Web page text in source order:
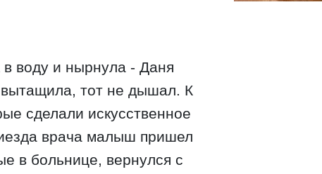
в воду и нырнула - Даня
тот не дышал. К
сделали искусственное
врача малыш пришел
в больнице, вернулся с